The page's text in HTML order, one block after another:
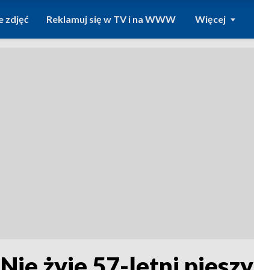
zdjęć Reklamuj się w TV i na WWW Więcej